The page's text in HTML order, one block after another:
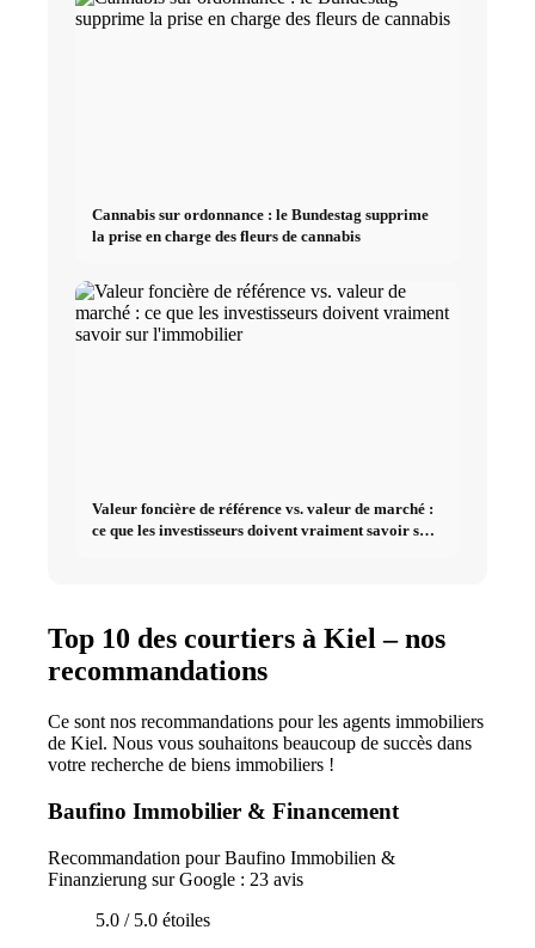
Cannabis sur ordonnance : le Bundestag supprime
la prise en charge des fleurs de cannabis
Valeur foncière de référence vs. valeur de marché :
ce que les investisseurs doivent vraiment savoir sur
Top 10 des courtiers à Kiel – nos
recommandations
Ce sont nos recommandations pour les agents immobiliers
de Kiel. Nous vous souhaitons beaucoup de succès dans
votre recherche de biens immobiliers !
Baufino Immobilier & Financement
Recommandation pour Baufino Immobilien &
Finanzierung sur Google : 23 avis
5.0 / 5.0 étoiles